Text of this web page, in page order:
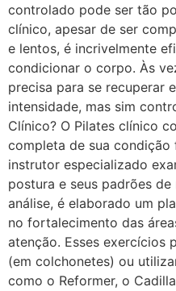
controlado pode ser tão
clínico, apesar de ser
e lentos, é incrivelmente
condicionar o corpo. Às
precisa para se recuperar
intensidade, mas sim
Clínico? O Pilates clínico
completa de sua
instrutor especializado
postura e seus padrões
análise, é elaborado um
no fortalecimento das
atenção. Esses exercícios
(em colchonetes) ou
como o Reformer, o